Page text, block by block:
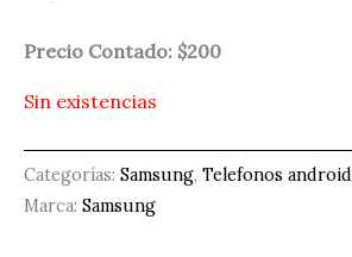
Precio Contado: $200
Sin existencias
Categorías: Samsung, Telefonos android
Marca: Samsung